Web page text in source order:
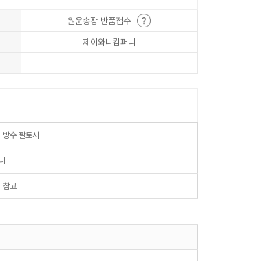
원운송장 반품접수
제이와니컴퍼니
방수 팔토시
참고